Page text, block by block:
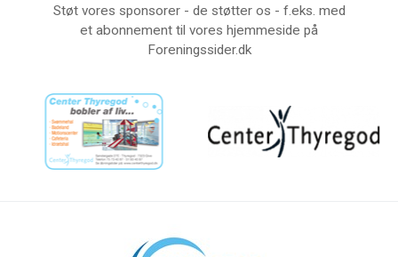
Støt vores sponsorer - de støtter os - f.eks. med
et abonnement til vores hjemmeside på
Foreningssider.dk